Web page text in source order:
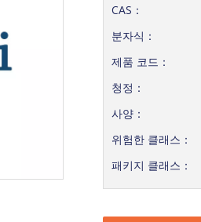
CAS：
분자식：
제품 코드：
청정：
사양：
위험한 클래스：
패키지 클래스：